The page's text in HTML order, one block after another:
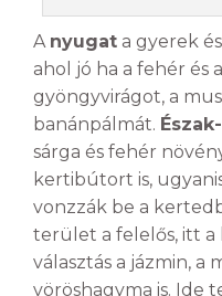
A nyugat a gyerek
ahol jó ha a fehér és
gyöngyvirágot, a
banánpálmát.
sárga és fehér
kertibútort is,
vonzzák be a
terület a felelős, itt a
választás a jázmin, a
vöröshagyma is. Ide